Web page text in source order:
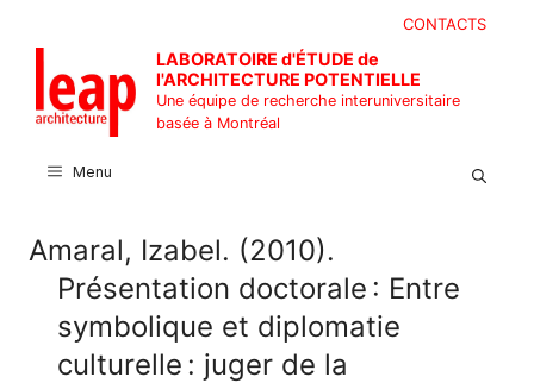
contenu
CONTACTS
LABORATOIRE d'ÉTUDE de
l'ARCHITECTURE POTENTIELLE
Une équipe de recherche interuniversitaire
basée à Montréal
Menu
Amaral, Izabel. (2010).
Présentation doctorale : Entre
symbolique et diplomatie
culturelle : juger de la